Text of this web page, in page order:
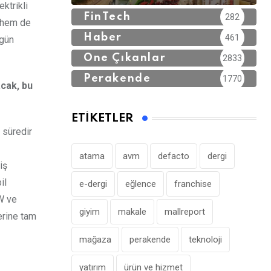
de
bu
süredir
ve
tam
FinTech 282
Haber 461
Öne Çıkanlar 2833
Perakende 1770
ETIKETLER
atama avm defacto dergi
e-dergi eğlence franchise
giyim makale mallreport
mağaza perakende teknoloji
yatırım ürün ve hizmet